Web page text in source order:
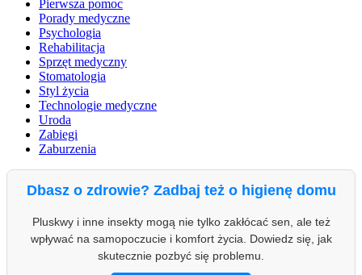
Pierwsza pomoc
Porady medyczne
Psychologia
Rehabilitacja
Sprzęt medyczny
Stomatologia
Styl życia
Technologie medyczne
Uroda
Zabiegi
Zaburzenia
Dbasz o zdrowie? Zadbaj też o higienę domu
Pluskwy i inne insekty mogą nie tylko zakłócać sen, ale też
wpływać na samopoczucie i komfort życia. Dowiedz się, jak
skutecznie pozbyć się problemu.